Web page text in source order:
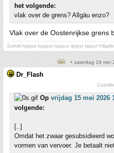
het volgende:
vlak over de grens? Allgäu enzo?
Vlak over de Oostenrijkse grens
Salivili hipput tupput tapput äppyt tipput
• zaterdag 16 mei
Dr_Flash
Op vrijdag 15 mei 2026
volgende:
[..]
Omdat het zwaar gesubsidieerd
vormen van vervoer. Je betaalt